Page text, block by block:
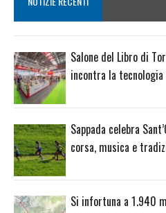
Salone del Libro di
incontra la tecnologia
Sappada celebra
corsa, musica e
Si infortuna a 1.940